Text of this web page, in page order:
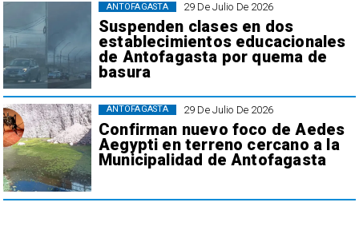
29 De Julio De 2026
Suspenden clases en dos
establecimientos educacionales
de Antofagasta por quema de
basura
ANTOFAGASTA
29 De Julio De 2026
Confirman nuevo foco de Aedes
Aegypti en terreno cercano a la
Municipalidad de Antofagasta
ANTOFAGASTA